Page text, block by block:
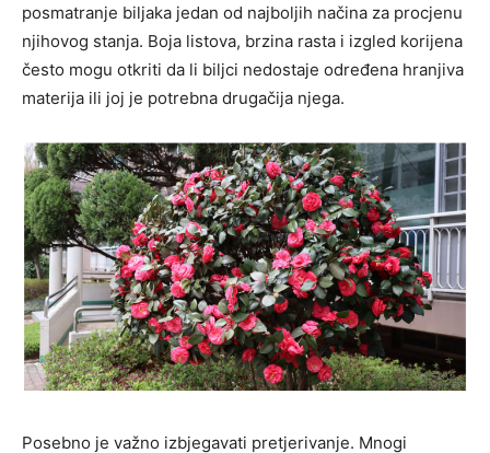
posmatranje biljaka jedan od najboljih načina za procjenu
njihovog stanja. Boja listova, brzina rasta i izgled korijena
često mogu otkriti da li biljci nedostaje određena hranjiva
materija ili joj je potrebna drugačija njega.
Posebno je važno izbjegavati pretjerivanje. Mnogi